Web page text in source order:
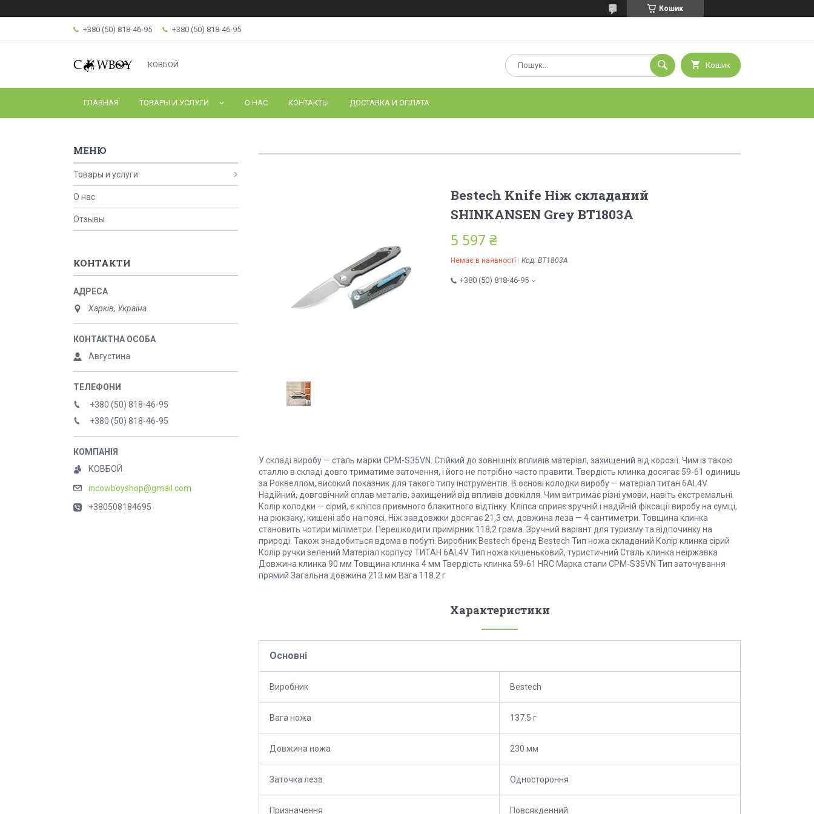
Кошик
+380 (50) 818-46-95 +380 (50) 818-46-95
КОВБОЙ Кошик
ГЛАВНАЯ ТОВАРЫ И УСЛУГИ О НАС КОНТАКТЫ ДОСТАВКА И ОПЛАТА
Bestech Knife Ніж складаний
SHINKANSEN Grey BT1803A
5 597 ₴
Немає в наявності Код: BT1803A
+380 (50) 818-46-95
У складі виробу — сталь марки CPM-S35VN. Стійкий до зовнішніх впливів матеріал, захищений від корозії. Чим із такою
сталлю в складі довго триматиме заточення, і його не потрібно часто правити. Твердість клинка досягає 59-61 одиниць
за Роквеллом, високий показник для такого типу інструментів. В основі колодки виробу — матеріал титан 6AL4V.
Надійний, довговічний сплав металів, захищений від впливів довкілля. Чим витримає різні умови, навіть екстремальні.
Колір колодки — сірий, є кліпса приємного блакитного відтінку. Кліпса сприяє зручній і надійній фіксації виробу на сумці,
на рюкзаку, кишені або на поясі. Ніж завдовжки досягає 21,3 см, довжина леза — 4 сантиметри. Товщина клинка
становить чотири міліметри. Перешкодити примірник 118,2 грама. Зручний варіант для туризму та відпочинку на
природі. Також знадобиться вдома в побуті. Виробник Bestech бренд Bestech Тип ножа складаний Колір клинка сірий
Колір ручки зелений Матеріал корпусу ТИТАН 6AL4V Тип ножа кишеньковий, туристичний Сталь клинка неіржавка
Довжина клинка 90 мм Товщина клинка 4 мм Твердість клинка 59-61 HRC Марка стали CPM-S35VN Тип заточування
прямий Загальна довжина 213 мм Вага 118.2 г
Характеристики
Основні
Виробник Bestech
Вага ножа 137.5 г
Довжина ножа 230 мм
Заточка леза Одностороння
Призначення Повсякденний
Товары и услуги
О нас
Отзывы
КОНТАКТИ
Харків, Україна
Августина
+380 (50) 818-46-95
+380 (50) 818-46-95
КОВБОЙ
incowboyshop@gmail.com
+380508184695